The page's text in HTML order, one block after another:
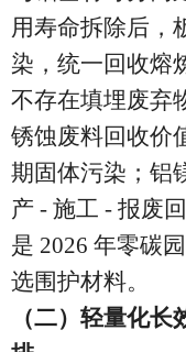
用寿命拆除后，
染，统一回收熔
不存在填埋废弃
锈蚀废料回收价
期固体污染；铝
产 - 施工 - 报废
是 2026 年零碳
选围护材料。
（二）轻量化